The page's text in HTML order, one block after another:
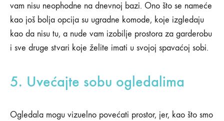
vam nisu neophodne na dnevnoj bazi. Ono što se nameće
kao još bolja opcija su ugradne komode, koje izgledaju
kao da nisu tu, a nude vam izobilje prostora za garderobu
i sve druge stvari koje želite imati u svojoj spavaćoj sobi.
5. Uvećajte sobu ogledalima
Ogledala mogu vizuelno povećati prostor, jer, kao što smo